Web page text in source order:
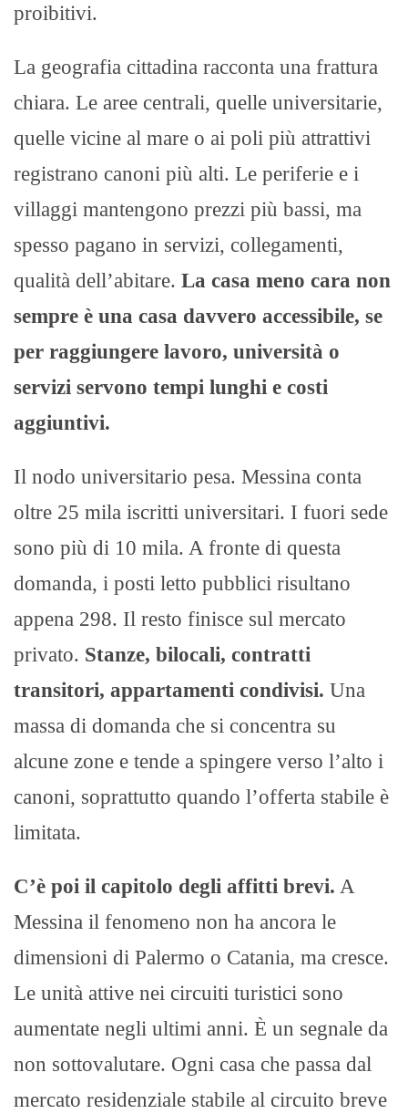
proibitivi.
La geografia cittadina racconta una frattura
chiara. Le aree centrali, quelle universitarie,
quelle vicine al mare o ai poli più attrattivi
registrano canoni più alti. Le periferie e i
villaggi mantengono prezzi più bassi, ma
spesso pagano in servizi, collegamenti,
qualità dell’abitare. La casa meno cara non
sempre è una casa davvero accessibile, se
per raggiungere lavoro, università o
servizi servono tempi lunghi e costi
aggiuntivi.
Il nodo universitario pesa. Messina conta
oltre 25 mila iscritti universitari. I fuori sede
sono più di 10 mila. A fronte di questa
domanda, i posti letto pubblici risultano
appena 298. Il resto finisce sul mercato
privato. Stanze, bilocali, contratti
transitori, appartamenti condivisi. Una
massa di domanda che si concentra su
alcune zone e tende a spingere verso l’alto i
canoni, soprattutto quando l’offerta stabile è
limitata.
C’è poi il capitolo degli affitti brevi. A
Messina il fenomeno non ha ancora le
dimensioni di Palermo o Catania, ma cresce.
Le unità attive nei circuiti turistici sono
aumentate negli ultimi anni. È un segnale da
non sottovalutare. Ogni casa che passa dal
mercato residenziale stabile al circuito breve